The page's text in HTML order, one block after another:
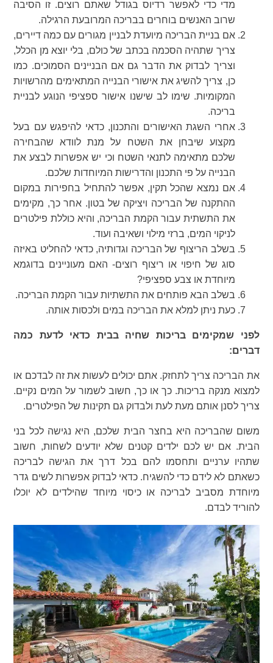
מדי כדי לאפשר רדיוס בגודל שאתם רוצים. זו הסיבה
שרוב האנשים בוחרים בבריכה המרובעת הרגילה.
אם בניית הבריכה מיועדת לבניין מגורים עם כמה דיירים,
צריך שתהיה הסכמה בכתב של כולם, בלי יוצא מן הכלל,
וצריך לבדוק את הדבר גם אם הבניינים הסמוכים. כמו
כן, צריך להשיג את אישורי הבנייה המתאימים מהרשויות
המקומיות. שימו לב שישנו אישור ספציפי הנוגע לבניית
בריכה.
אחרי השגת האישורים והתכנון, כדאי להיפגש עם בעל
מקצוע שיבחן את השטח על מנת לוודא שהבחירה
שלכם מתאימה לתנאי השטח וכי יש אפשרות לבצע את
הבנייה על פי התכנון והדרישות המיוחדות שלכם.
אם נמצא שהכל תקין, אפשר להתחיל בחפירות במקום
ההתקנה של הבריכה ויציקה של בטון. אחר כך, מקימים
את התשתית עבור הקמת הבריכה, והיא כוללת פילטרים
לניקוי המים, ברזי מילוי ושאיבה ועוד.
בשלב הריצוף של הבריכה וגדותיה, כדאי להחליט באיזה
סוג של חיפוי או ריצוף רוצים- האם מעוניינים בדוגמא
מיוחדת או צבע ספציפי?
בשלב הבא פותחים את התשתיות עבור הקמת הבריכה.
כעת ניתן למלא את הבריכה במים ולכסות אותה.
לפני שמקימים בריכות שחיה בבית כדאי לדעת כמה
דברים:
את הבריכה צריך לתחזק. אתם יכולים לעשות את זה לבדכם או
למצוא מנקה בריכות. כך או כך, חשוב לשמור על המים נקיים.
צריך לסנן אותם מעת לעת ולבדוק גם תקינות של הפילטרים.
משום שהבריכה היא בחצר הבית שלכם, היא נגישה לכל בני
הבית. אם יש לכם ילדים קטנים שלא יודעים לשחות, חשוב
שתהיו ערניים ותחסמו להם בכל דרך את הגישה לבריכה
כשאתם לא לידם כדי להשגיח. כדאי לבדוק אפשרות לשים גדר
מיוחדת מסביב לבריכה או כיסוי מיוחד שהילדים לא יוכלו
להוריד לבדם.